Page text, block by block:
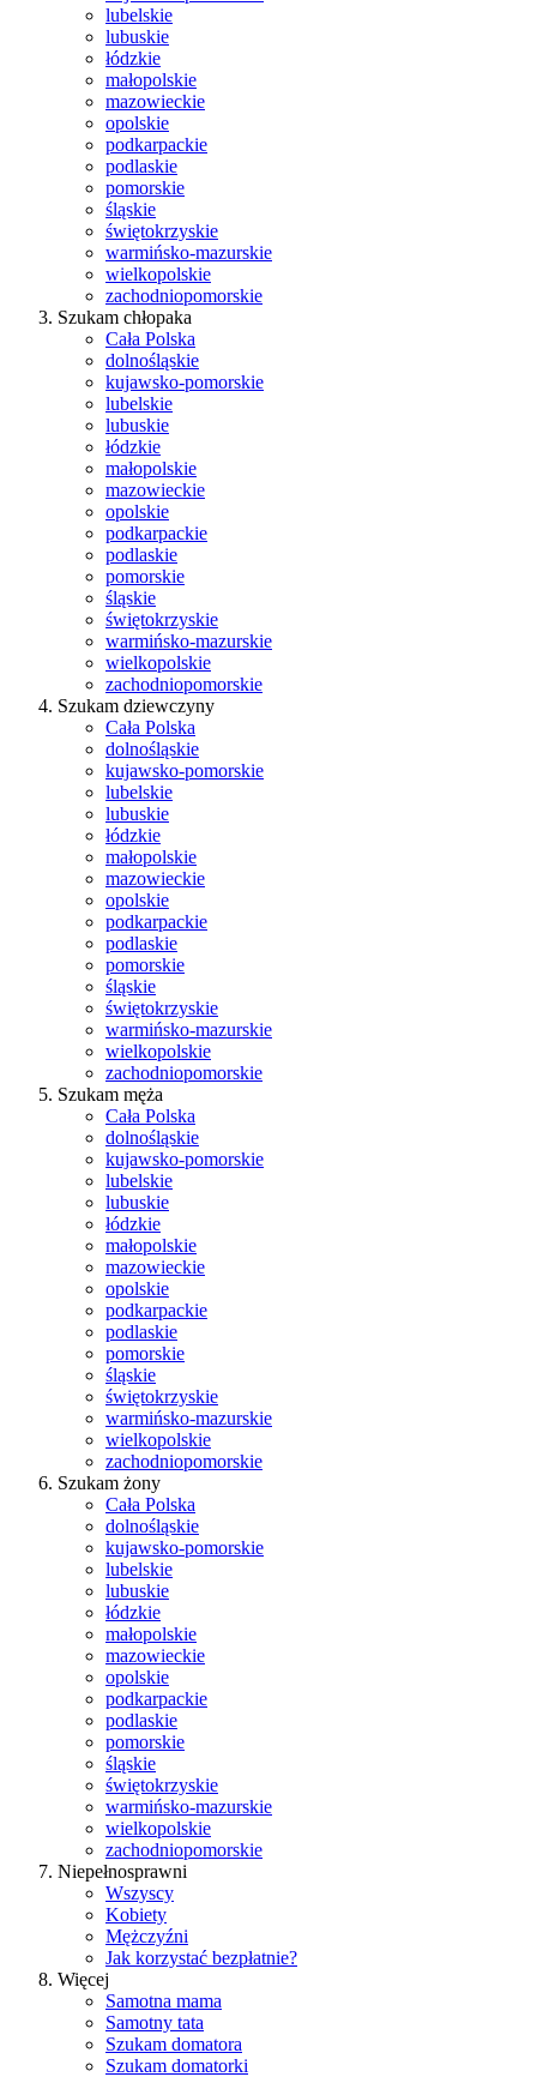
lubelskie
lubuskie
łódzkie
małopolskie
mazowieckie
opolskie
podkarpackie
podlaskie
pomorskie
śląskie
świętokrzyskie
warmińsko-mazurskie
wielkopolskie
zachodniopomorskie
Szukam chłopaka
Cała Polska
dolnośląskie
kujawsko-pomorskie
lubelskie
lubuskie
łódzkie
małopolskie
mazowieckie
opolskie
podkarpackie
podlaskie
pomorskie
śląskie
świętokrzyskie
warmińsko-mazurskie
wielkopolskie
zachodniopomorskie
Szukam dziewczyny
Cała Polska
dolnośląskie
kujawsko-pomorskie
lubelskie
lubuskie
łódzkie
małopolskie
mazowieckie
opolskie
podkarpackie
podlaskie
pomorskie
śląskie
świętokrzyskie
warmińsko-mazurskie
wielkopolskie
zachodniopomorskie
Szukam męża
Cała Polska
dolnośląskie
kujawsko-pomorskie
lubelskie
lubuskie
łódzkie
małopolskie
mazowieckie
opolskie
podkarpackie
podlaskie
pomorskie
śląskie
świętokrzyskie
warmińsko-mazurskie
wielkopolskie
zachodniopomorskie
Szukam żony
Cała Polska
dolnośląskie
kujawsko-pomorskie
lubelskie
lubuskie
łódzkie
małopolskie
mazowieckie
opolskie
podkarpackie
podlaskie
pomorskie
śląskie
świętokrzyskie
warmińsko-mazurskie
wielkopolskie
zachodniopomorskie
Niepełnosprawni
Wszyscy
Kobiety
Mężczyźni
Jak korzystać bezpłatnie?
Więcej
Samotna mama
Samotny tata
Szukam domatora
Szukam domatorki